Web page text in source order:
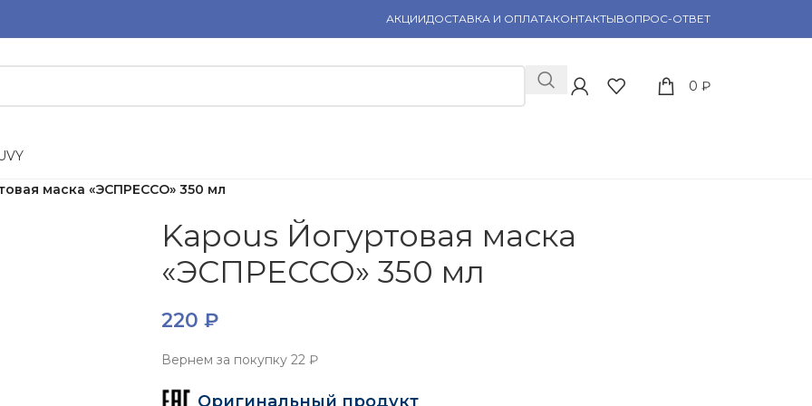
АКЦИИДОСТАВКА И ОПЛАТАКОНТАКТЫВОПРОС-ОТВЕТ
0 ₽
VY
маска «ЭСПРЕССО» 350 мл
Kapous Йогуртовая маска
«ЭСПРЕССО» 350 мл
220 ₽
Вернем за покупку22 ₽
Оригинальный продукт